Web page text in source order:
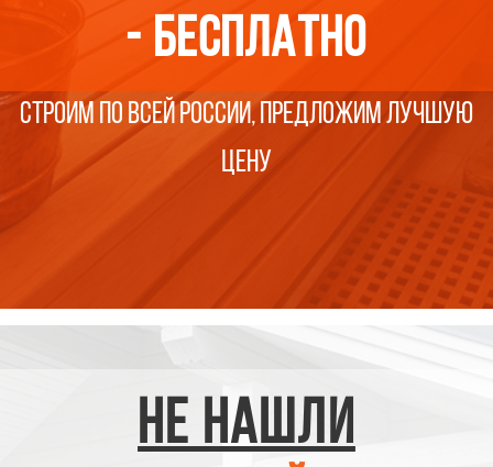
- бесплатно
Строим по всей россии, предложим лучшую
цену
НЕ нашли